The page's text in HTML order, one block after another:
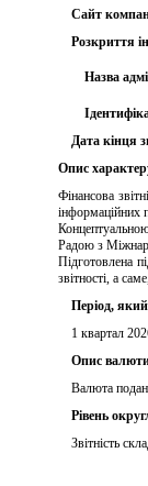
Сайт
Розкриття
Назва
Дата кінця
Опис
Фінансова
інформаційних
Радою з
Підготовлена
звітності, а
Період,
1 квартал
Опис
Валюта
Рівень
Звітність